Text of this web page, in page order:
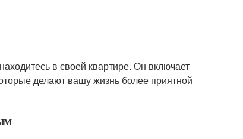
в своей квартире. Он включает
делают вашу жизнь более приятной